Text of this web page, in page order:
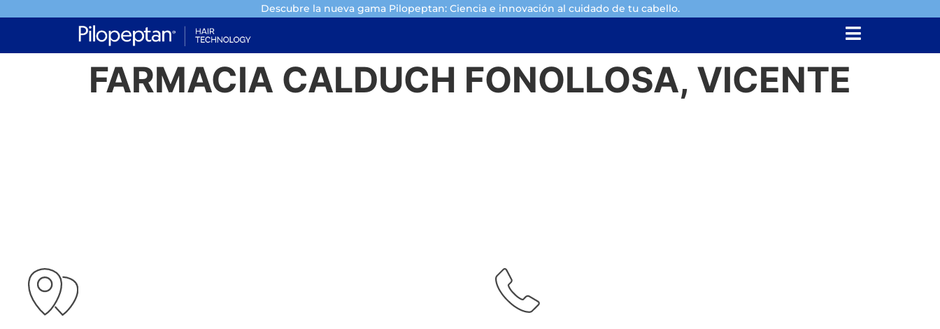
Descubre la nueva gama Pilopeptan: Ciencia e innovación al cuidado de tu cabello.
FARMACIA CALDUCH FONOLLOSA, VICENTE